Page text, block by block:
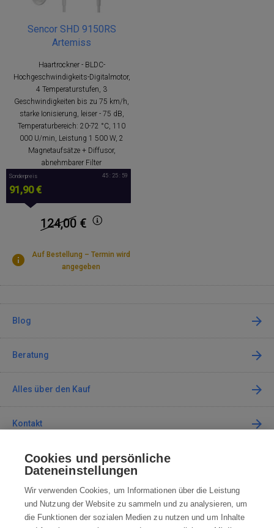
Sencor SHD 9150RS
Artemiss
Haartrockner - BLDC-
Hochgeschwindigkeits-Digitalmotor,
4 Temperaturstufen, 3
Geschwindigkeiten bis zu 75 km/h,
starke Ionisierung, leiser - 75 dB,
Temperaturbereich: 20-72 °C, 110
000 U/min, Leistung 1 500 W, 2
Magnetaufsätze + Diffusor,
abnehmbarer Filter
Sonderpreis
91,90 €
45 : 25 : 59
124,00 €
Auf Bestellung – Termin wird
angegeben
Blog
Beratung
Alles über den Kauf
Kontakt
Kontaktieren Sie uns
info@robotworld.de
+49 25 197 159 962 Mo-Fr 8:00—16:00 Uhr
Cookies und persönliche
Dateneinstellungen
Wir verwenden Cookies, um Informationen über die Leistung
und Nutzung der Website zu sammeln und zu analysieren, um
die Funktionen der sozialen Medien zu nutzen und um Inhalte